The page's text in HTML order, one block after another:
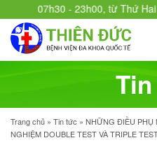
07h30 - 23h00, từ Thứ Hai
Trang chủ » Tin tức » NHỮNG ĐIỀU PHỤ
NGHIỆM DOUBLE TEST VÀ TRIPLE